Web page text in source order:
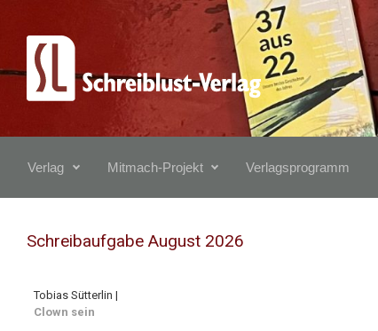
Zum Hauptinhalt springen
Verlag Mitmach-Projekt Verlagsprogramm
Schreibaufgabe August 2026
Tobias Sütterlin |
Clown sein